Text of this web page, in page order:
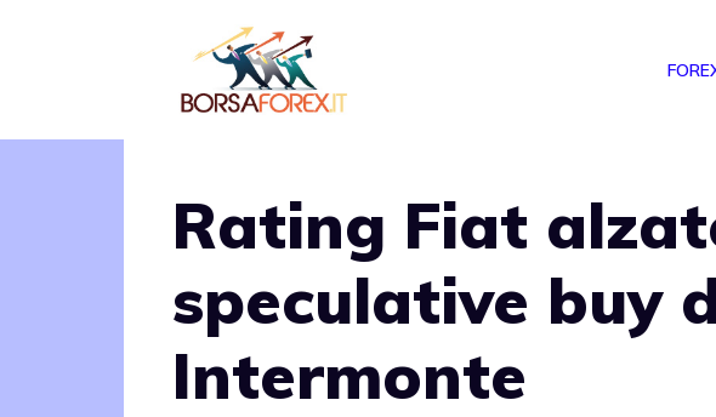
Rating Fiat
speculative buy
Intermonte